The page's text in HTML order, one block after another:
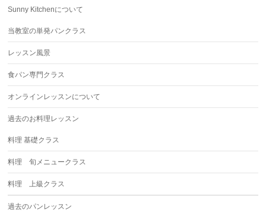
Sunny Kitchenについて
当教室の単発パンクラス
レッスン風景
食パン専門クラス
オンラインレッスンについて
過去のお料理レッスン
料理 基礎クラス
料理 旬メニュークラス
料理 上級クラス
過去のパンレッスン